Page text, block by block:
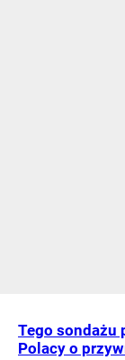
Tego sondażu
Polacy o